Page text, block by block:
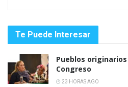
Te Puede Interesar
Pueblos
Congreso
23 HORAS AGO